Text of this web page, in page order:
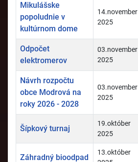
Mikulášske
popoludnie v
kultúrnom dome
14.november
2025
Odpočet
elektromerov
03.november
2025
Návrh rozpočtu
obce Modrová na
roky 2026 - 2028
03.november
2025
Šípkový turnaj
19.október
2025
Záhradný bioodpad
13.október